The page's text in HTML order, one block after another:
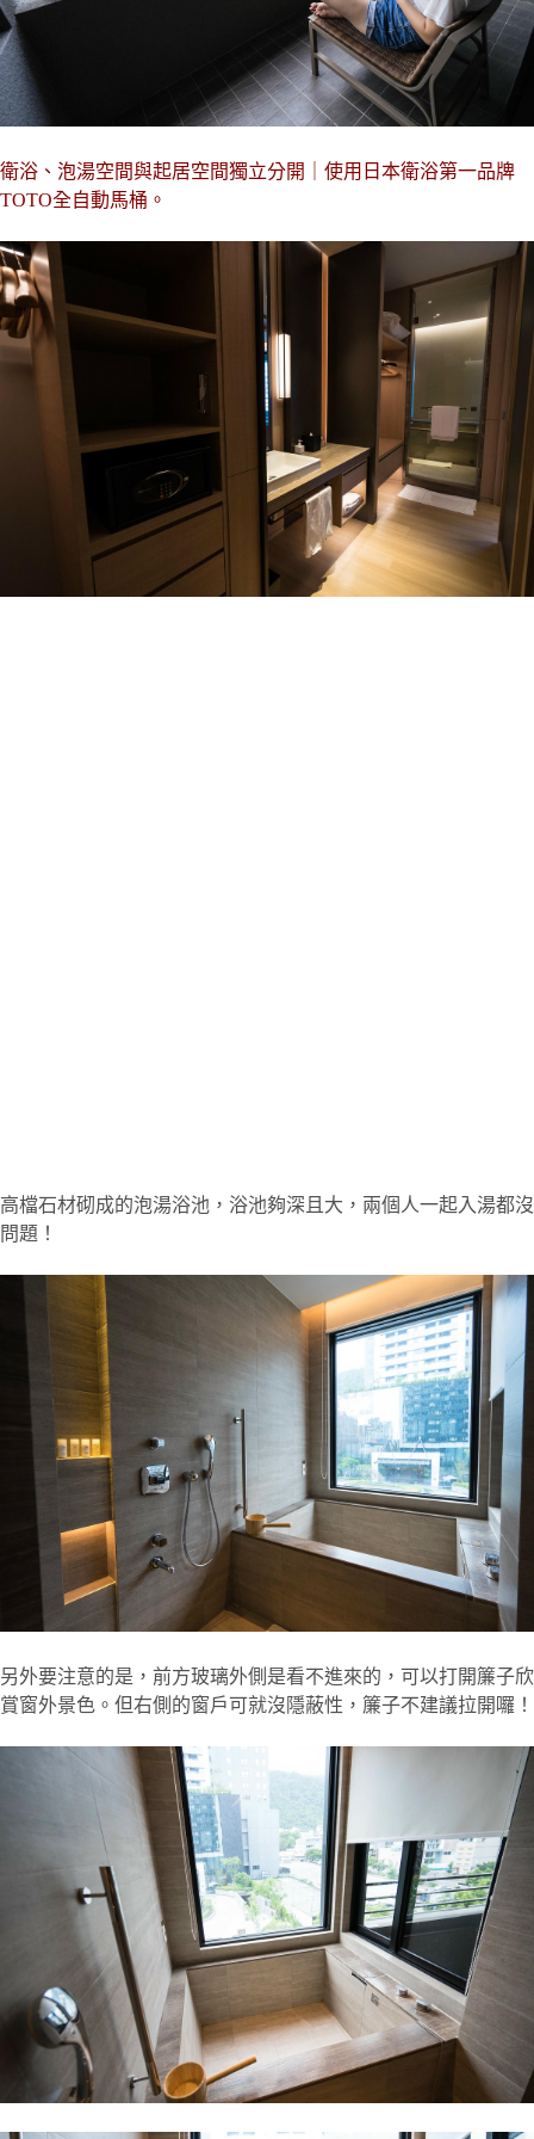
衛浴、泡湯空間與起居空間獨立分開｜使用日本衛浴第一品牌
TOTO全自動馬桶。
高檔石材砌成的泡湯浴池，浴池夠深且大，兩個人一起入湯都沒
問題！
另外要注意的是，前方玻璃外側是看不進來的，可以打開簾子欣
賞窗外景色。但右側的窗戶可就沒隱蔽性，簾子不建議拉開囉！